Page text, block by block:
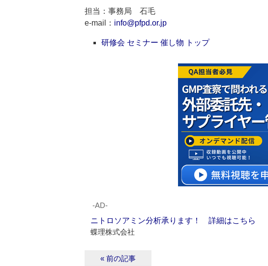
担当：事務局 石毛
e-mail： info@pfpd.or.jp
研修会 セミナー 催し物 トップ
‐AD‐
ニトロソアミン分析承ります！ 詳細はこちら
蝶理株式会社
« 前の記事